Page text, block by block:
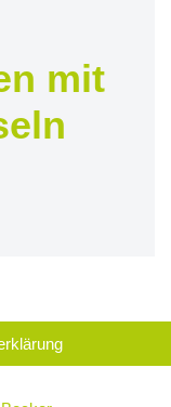
mit